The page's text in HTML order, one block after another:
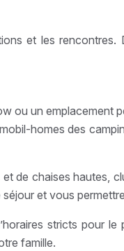
et les
ou un emplacement
homes des
de chaises hautes,
et vous
stricts pour
famille.